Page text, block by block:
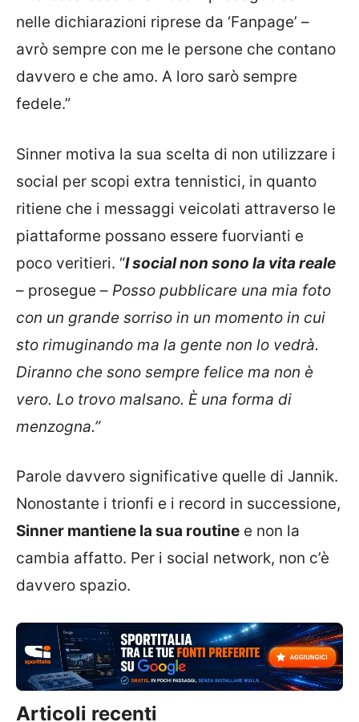
nelle dichiarazioni riprese da ‘Fanpage’ –
avrò sempre con me le persone che contano
davvero e che amo. A loro sarò sempre
fedele.”
Sinner motiva la sua scelta di non utilizzare i
social per scopi extra tennistici, in quanto
ritiene che i messaggi veicolati attraverso le
piattaforme possano essere fuorvianti e
poco veritieri. “I social non sono la vita reale
– prosegue – Posso pubblicare una mia foto
con un grande sorriso in un momento in cui
sto rimuginando ma la gente non lo vedrà.
Diranno che sono sempre felice ma non è
vero. Lo trovo malsano. È una forma di
menzogna.”
Parole davvero significative quelle di Jannik.
Nonostante i trionfi e i record in successione,
Sinner mantiene la sua routine e non la
cambia affatto. Per i social network, non c’è
davvero spazio.
Articoli recenti